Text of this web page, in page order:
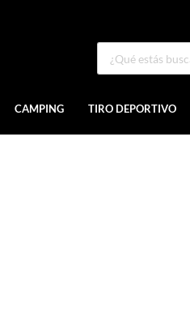
CAMPING TIRO DEPORTIVO